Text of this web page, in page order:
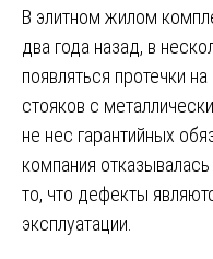
В элитном жилом
два года назад, в
появляться протечки
стояков с
не нес гарантийных
компания
то, что дефекты
эксплуатации.